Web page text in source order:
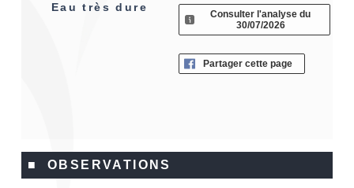
Eau très dure
Consulter l'analyse du
30/07/2026
Partager cette page
■ OBSERVATIONS